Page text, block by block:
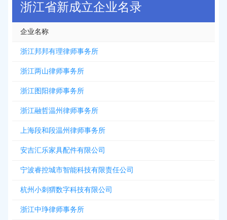
浙江省新成立企业名录
企业名称
浙江邦邦有理律师事务所
浙江两山律师事务所
浙江图阳律师事务所
浙江融哲温州律师事务所
上海段和段温州律师事务所
安吉汇乐家具配件有限公司
宁波睿控城市智能科技有限责任公司
杭州小刺猬数字科技有限公司
浙江中琤律师事务所